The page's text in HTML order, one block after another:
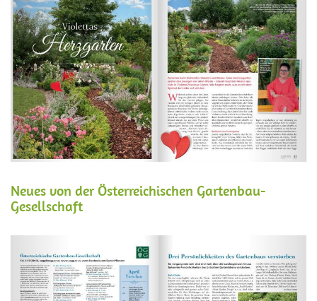
Neues von der Österreichischen Gartenbau-
Gesellschaft